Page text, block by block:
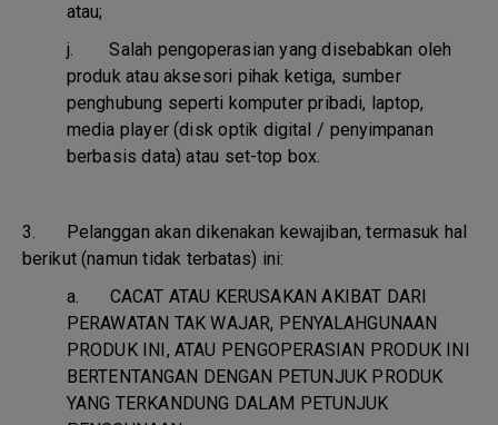
atau;
j.Salah pengoperasian yang disebabkan oleh
produk atau aksesori pihak ketiga, sumber
penghubung seperti komputer pribadi, laptop,
media player (disk optik digital / penyimpanan
berbasis data) atau set-top box.
3. Pelanggan akan dikenakan kewajiban, termasuk hal
berikut (namun tidak terbatas) ini:
a. CACAT ATAU KERUSAKAN AKIBAT DARI
PERAWATAN TAK WAJAR, PENYALAHGUNAAN
PRODUK INI, ATAU PENGOPERASIAN PRODUK INI
BERTENTANGAN DENGAN PETUNJUK PRODUK
YANG TERKANDUNG DALAM PETUNJUK